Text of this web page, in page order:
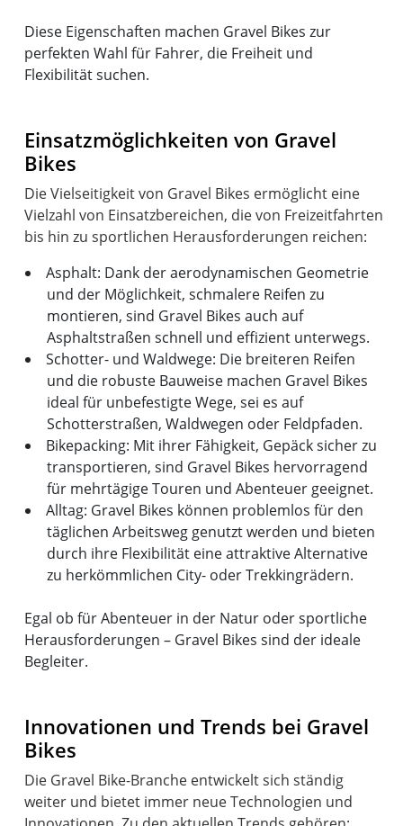
Diese Eigenschaften machen Gravel Bikes zur
perfekten Wahl für Fahrer, die Freiheit und
Flexibilität suchen.
Einsatzmöglichkeiten von Gravel
Bikes
Die Vielseitigkeit von Gravel Bikes ermöglicht eine
Vielzahl von Einsatzbereichen, die von Freizeitfahrten
Asphalt: Dank der aerodynamischen Geometrie
und der Möglichkeit, schmalere Reifen zu
montieren, sind Gravel Bikes auch auf
Asphaltstraßen schnell und effizient unterwegs.
Schotter- und Waldwege: Die breiteren Reifen
und die robuste Bauweise machen Gravel Bikes
ideal für unbefestigte Wege, sei es auf
Schotterstraßen, Waldwegen oder Feldpfaden.
Bikepacking: Mit ihrer Fähigkeit, Gepäck sicher zu
transportieren, sind Gravel Bikes hervorragend
für mehrtägige Touren und Abenteuer geeignet.
Alltag: Gravel Bikes können problemlos für den
täglichen Arbeitsweg genutzt werden und bieten
durch ihre Flexibilität eine attraktive Alternative
zu herkömmlichen City- oder Trekkingrädern.
Egal ob für Abenteuer in der Natur oder sportliche
Herausforderungen – Gravel Bikes sind der ideale
Begleiter.
Innovationen und Trends bei Gravel
Bikes
Die Gravel Bike-Branche entwickelt sich ständig
weiter und bietet immer neue Technologien und